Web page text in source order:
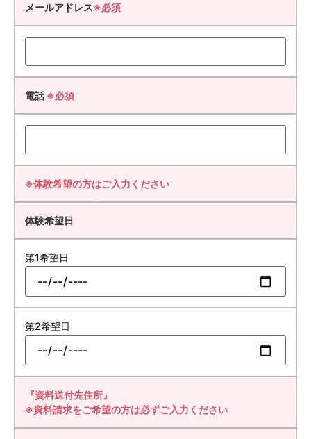
メールアドレス※必須
電話※必須
※体験希望の方はご入力ください
体験希望日
第1希望日
第2希望日
『資料送付先住所』
※資料請求をご希望の方は必ずご入力ください